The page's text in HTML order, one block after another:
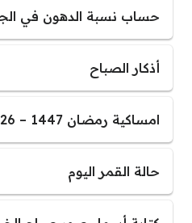
حساب نسبة الدهون في
أذكار الصباح
امساكية رمضان 1447 – 2026
حالة القمر اليوم